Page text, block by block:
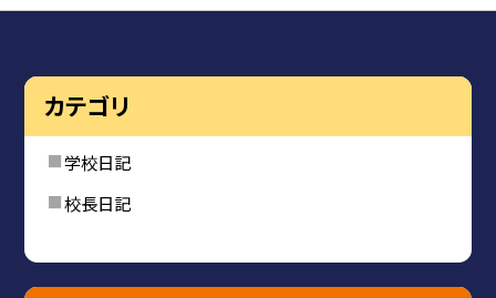
カテゴリ
学校日記
校長日記